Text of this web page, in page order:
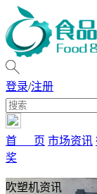
登录/注册
首 页 市场资讯
奖
吹塑机资讯